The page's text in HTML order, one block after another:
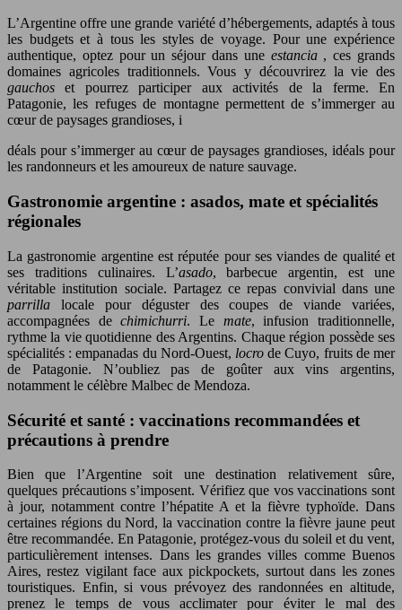
L’Argentine offre une grande variété d’hébergements, adaptés à tous
les budgets et à tous les styles de voyage. Pour une expérience
authentique, optez pour un séjour dans une estancia , ces grands
domaines agricoles traditionnels. Vous y découvrirez la vie des
gauchoset pourrez participer aux activités de la ferme. En
Patagonie, les refuges de montagne permettent de s’immerger au
cœur de paysages grandioses, i
déals pour s’immerger au cœur de paysages grandioses, idéals pour
les randonneurs et les amoureux de nature sauvage.
Gastronomie argentine : asados, mate et spécialités
régionales
La gastronomie argentine est réputée pour ses viandes de qualité et
ses traditions culinaires. L’asado, barbecue argentin, est une
véritable institution sociale. Partagez ce repas convivial dans une
parrilla locale pour déguster des coupes de viande variées,
accompagnées dechimichurri. Le mate, infusion traditionnelle,
rythme la vie quotidienne des Argentins. Chaque région possède ses
spécialités : empanadas du Nord-Ouest, locro de Cuyo, fruits de mer
de Patagonie. N’oubliez pas de goûter aux vins argentins,
notamment le célèbre Malbec de Mendoza.
Sécurité et santé : vaccinations recommandées et
précautions à prendre
Bien que l’Argentine soit une destination relativement sûre,
quelques précautions s’imposent. Vérifiez que vos vaccinations sont
à jour, notamment contre l’hépatite A et la fièvre typhoïde. Dans
certaines régions du Nord, la vaccination contre la fièvre jaune peut
être recommandée. En Patagonie, protégez-vous du soleil et du vent,
particulièrement intenses. Dans les grandes villes comme Buenos
Aires, restez vigilant face aux pickpockets, surtout dans les zones
touristiques. Enfin, si vous prévoyez des randonnées en altitude,
prenez le temps de vous acclimater pour éviter le mal des